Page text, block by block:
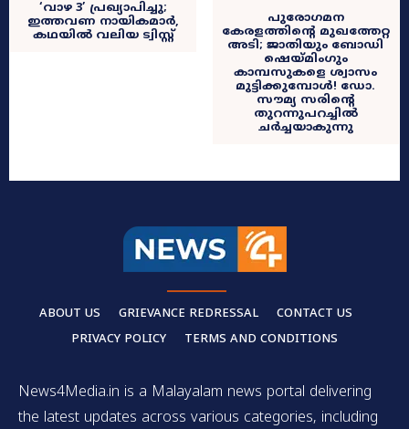
‘വാഴ 3’ പ്രഖ്യാപിച്ചു;
ഇത്തവണ നായികമാർ,
കഥയിൽ വലിയ ട്വിസ്റ്റ്
പുരോഗമന
കേരളത്തിന്റെ മുഖത്തേറ്റ
അടി; ജാതിയും ബോഡി
ഷെയ്മിംഗും
കാമ്പസുകളെ ശ്വാസം
മുട്ടിക്കുമ്പോൾ! ഡോ.
സൗമ്യ സരിന്റെ
തുറന്നുപറച്ചിൽ
ചർച്ചയാകുന്നു
ABOUT US GRIEVANCE REDRESSAL
CONTACT US
PRIVACY POLICY
TERMS AND CONDITIONS
News4Media.in is a Malayalam news portal delivering
the latest updates across various categories, including